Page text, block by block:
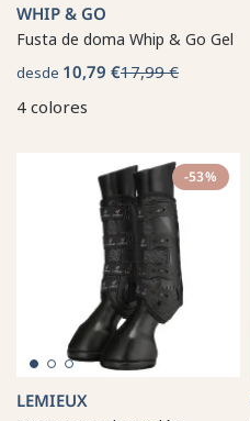
WHIP & GO
Fusta de doma Whip & Go Gel
desde 10,79 €17,99 €
4 colores
-53%
LEMIEUX